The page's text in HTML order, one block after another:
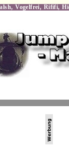
Vogelfrei, Rififi,